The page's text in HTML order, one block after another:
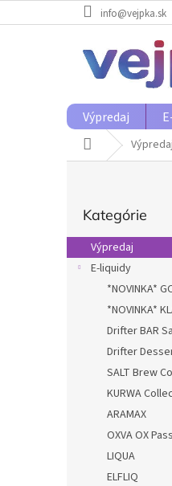
na
info@vejpka.sk
Výpredaj
DomovVýpredaj
ý
p
kategórie
Kategórie
Výpredaj
E-liquidy
*NOVINKA*
*NOVINKA*
Drifter BAR
Drifter
SALT Brew
KURWA
ARAMAX
OXVA OX
LIQUA
ELFLIQ